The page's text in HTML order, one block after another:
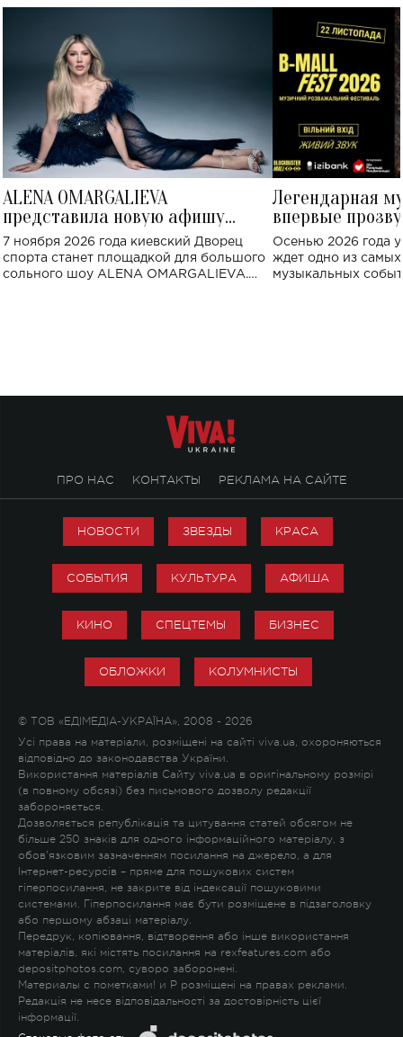
ALENA OMARGALIEVA
представила новую афишу
большого концерта во Дворце
спорта
7 ноября 2026 года киевский Дворец
спорта станет площадкой для большого
сольного шоу ALENA OMARGALIEVA.
Легендарная
впервые
Украине: где
Осенью 2026 года
ждет одно из
музыкальных
ПРО НАС КОНТАКТЫ РЕКЛАМА НА САЙТЕ
НОВОСТИ ЗВЕЗДЫ КРАСА
СОБЫТИЯ КУЛЬТУРА АФИША
КИНО СПЕЦТЕМЫ БИЗНЕС
ОБЛОЖКИ КОЛУМНИСТЫ
© ТОВ «ЕДІМЕДІА-УКРАЇНА», 2008 - 2026
Усі права на матеріали, розміщені на сайті viva.ua, охороняються
відповідно до законодавства України.
Використання матеріалів Сайту viva.ua в оригінальному розмірі
(в повному обсязі) без письмового дозволу редакції
забороняється.
Дозволяється републікація та цитування статей обсягом не
більше 250 знаків для одного інформаційного матеріалу, з
обов'язковим зазначенням посилання на джерело, а для
Інтернет-ресурсів – пряме для пошукових систем
гіперпосилання, не закрите від індексації пошуковими
системами. Гіперпосилання має бути розміщене в підзаголовку
або першому абзаці матеріалу.
Передрук, копіювання, відтворення або інше використання
матеріалів, які містять посилання на rexfeatures.com або
depositphotos.com, суворо заборонені.
Материалы с пометками! и P розміщені на правах реклами.
Редакція не несе відповідальності за достовірність цієї
інформації.